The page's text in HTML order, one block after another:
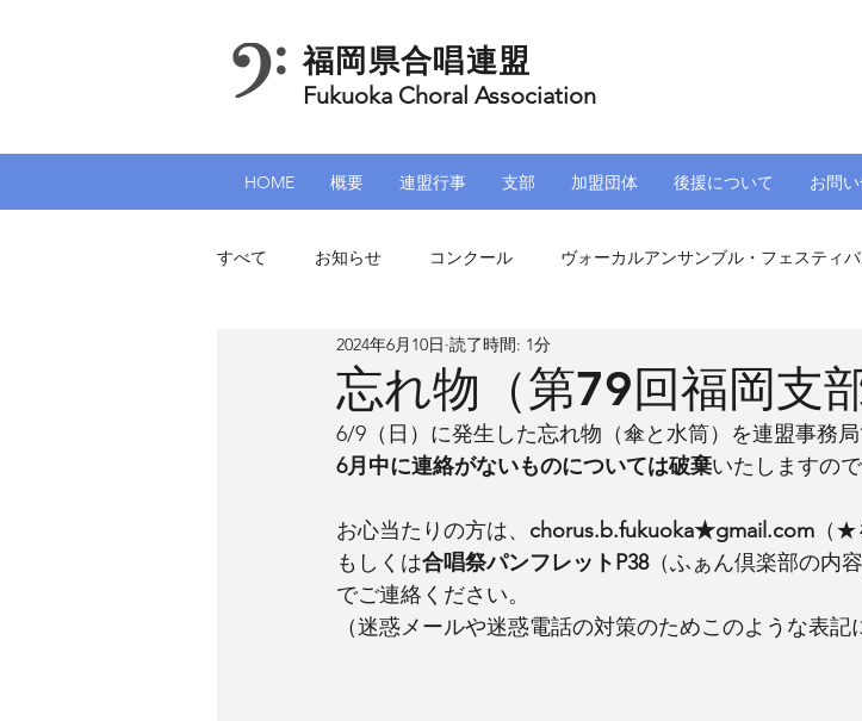
福岡県合唱連盟
Fukuoka Choral Association
HOME 概要 連盟行事 支部 加盟団体 後援について お問
すべて お知らせ コンクール ヴォーカルアンサンブル・フェスティ
北九州支部 筑豊支部 加盟団体
忘れ物（第79回福岡支
2024年6月10日 読了時間: 1分
6/9（日）に発生した忘れ物（傘と水筒）を連盟事務局
6月中に連絡がないものについては破棄いたしますの
お心当たりの方は、 chorus.b.fukuoka★gmail.com （
もしくは合唱祭パンフレットP38（ふぁん倶楽部の内
でご連絡ください。
（迷惑メールや迷惑電話の対策のためこのような表記